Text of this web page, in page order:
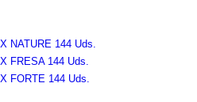
NATURE 144 Uds.
FRESA 144 Uds.
FORTE 144 Uds.